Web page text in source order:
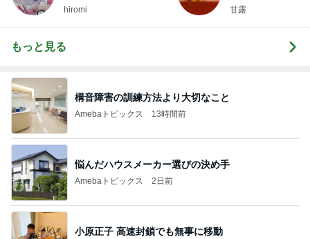
hiromi 甘露
もっと見る
構音障害の訓練方法より大切なこと
Amebaトピックス 13時間前
悩んだハウスメーカー選びの決め手
Amebaトピックス 2日前
小原正子 高速封鎖でも無事に移動